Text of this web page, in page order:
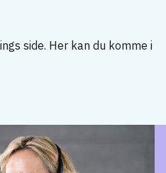
side. Her kan du komme i